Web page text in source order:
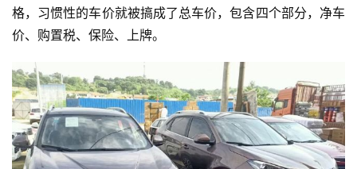
格，习惯性的车价就被搞成了总车价，包含四个部分，净车
价、购置税、保险、上牌。